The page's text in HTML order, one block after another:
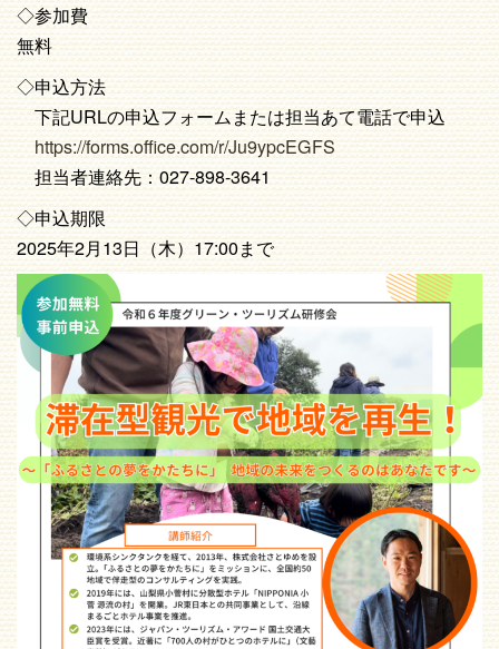
◇参加費
無料
◇申込方法
下記URLの申込フォームまたは担当あて電話で申込
https://forms.office.com/r/Ju9ypcEGFS
担当者連絡先：027-898-3641
◇申込期限
2025年2月13日（木）17:00まで